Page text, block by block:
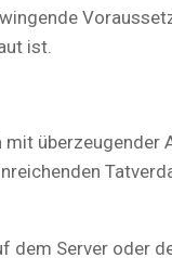
ist.
dem Server